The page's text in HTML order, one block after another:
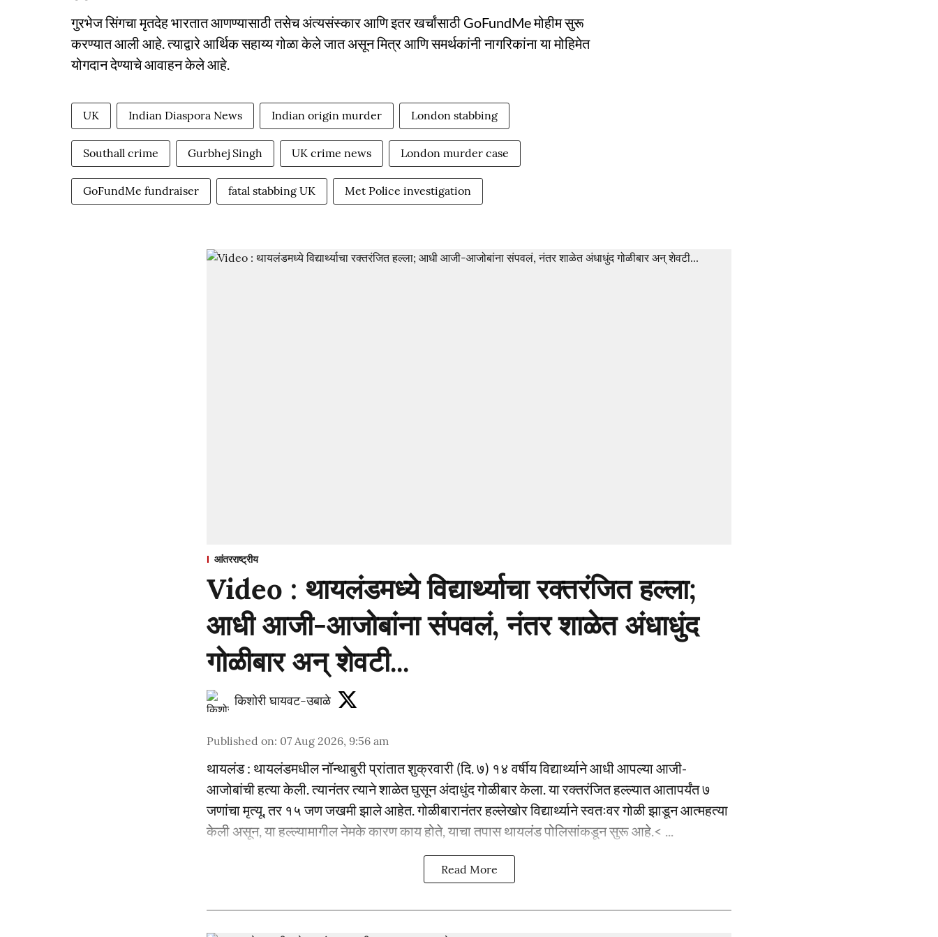
गुरभेज सिंगचा मृतदेह भारतात आणण्यासाठी तसेच अंत्यसंस्कार आणि इतर खर्चांसाठी GoFundMe मोहीम सुरू
करण्यात आली आहे. त्याद्वारे आर्थिक सहाय्य गोळा केले जात असून मित्र आणि समर्थकांनी नागरिकांना या मोहिमेत
योगदान देण्याचे आवाहन केले आहे.
UK Indian Diaspora News Indian origin murder London stabbing
Southall crime Gurbhej Singh UK crime news London murder case
GoFundMe fundraiser fatal stabbing UK Met Police investigation
आंतरराष्ट्रीय
Video : थायलंडमध्ये विद्यार्थ्याचा रक्तरंजित हल्ला;
आधी आजी-आजोबांना संपवलं, नंतर शाळेत अंधाधुंद
गोळीबार अन् शेवटी...
किशोरी घायवट-उबाळे
Published on: 07 Aug 2026, 9:56 am
थायलंड : थायलंडमधील नॉन्थाबुरी प्रांतात शुक्रवारी (दि. ७) १४ वर्षीय विद्यार्थ्याने आधी आपल्या आजी-
आजोबांची हत्या केली. त्यानंतर त्याने शाळेत घुसून अंदाधुंद गोळीबार केला. या रक्तरंजित हल्ल्यात आतापर्यंत ७
जणांचा मृत्यू, तर १५ जण जखमी झाले आहेत. गोळीबारानंतर हल्लेखोर विद्यार्थ्याने स्वतःवर गोळी झाडून आत्महत्या
केली असून, या हल्ल्यामागील नेमके कारण काय होते, याचा तपास थायलंड पोलिसांकडून सुरू आहे.< ...
Read More